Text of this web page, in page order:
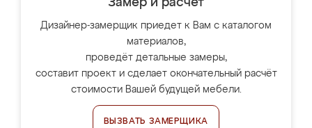
Замер и расчет
Дизайнер-замерщик приедет к Вам с каталогом
материалов,
проведёт детальные замеры,
составит проект и сделает окончательный расчёт
стоимости Вашей будущей мебели.
ВЫЗВАТЬ ЗАМЕРЩИКА